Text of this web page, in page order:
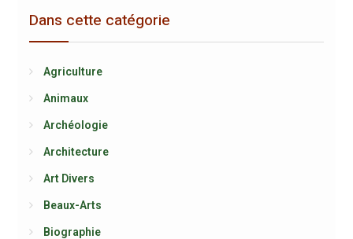
Dans cette catégorie
Agriculture
Animaux
Archéologie
Architecture
Art Divers
Beaux-Arts
Biographie